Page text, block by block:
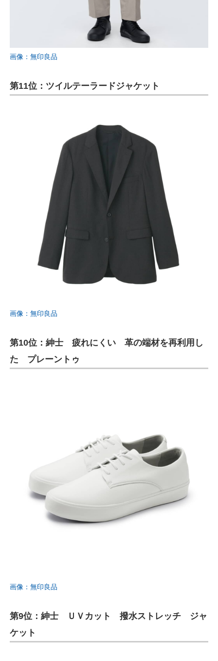
画像：無印良品
第11位：ツイルテーラードジャケット
画像：無印良品
第10位：紳士 疲れにくい 革の端材を再利用し
た プレーントゥ
画像：無印良品
第9位：紳士 ＵＶカット 撥水ストレッチ ジャ
ケット